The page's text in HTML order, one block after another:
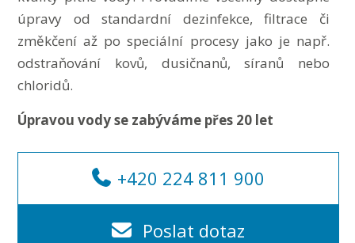
úpravy od standardní dezinfekce, filtrace či
změkčení až po speciální procesy jako je např.
odstraňování kovů, dusičnanů, síranů nebo
chloridů.
Úpravou vody se zabýváme přes 20 let
+420 224 811 900
Poslat dotaz